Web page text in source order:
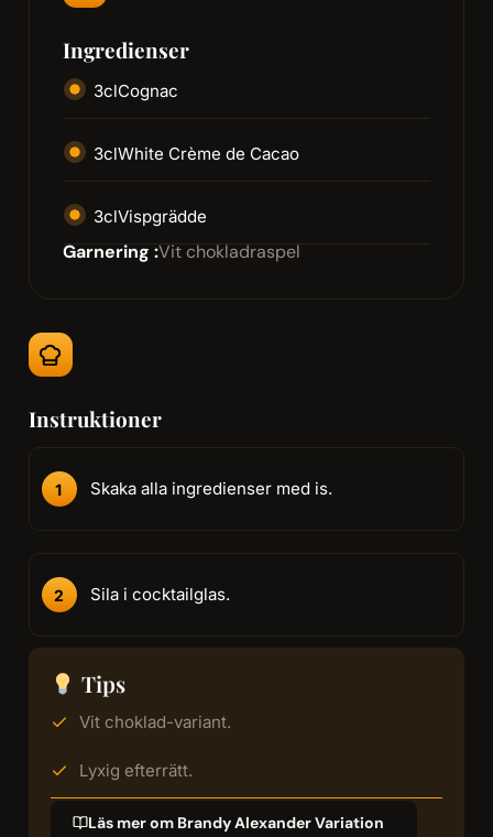
Ingredienser
3clCognac
3clWhite Crème de Cacao
3clVispgrädde
Garnering :Vit chokladraspel
Instruktioner
Skaka alla ingredienser med is.
Sila i cocktailglas.
Tips
Vit choklad-variant.
Lyxig efterrätt.
Läs mer om Brandy Alexander Variation